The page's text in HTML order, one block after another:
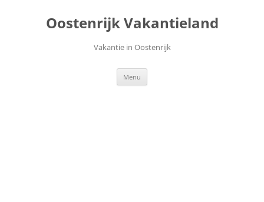
Oostenrijk Vakantieland
Vakantie in Oostenrijk
Menu